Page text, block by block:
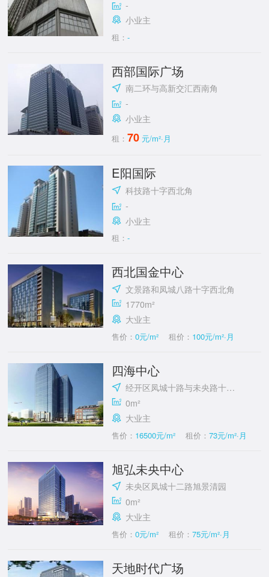
-
小业主
租：-
西部国际广场
南二环与高新交汇西南角
-
小业主
租：70 元/m²·月
E阳国际
科技路十字西北角
-
小业主
租：-
西北国金中心
文景路和凤城八路十字西北角
1770m²
大业主
售价：0元/m² 租价： 100元/m²·月
四海中心
经开区凤城十路与未央路十字东南
0m²
大业主
售价： 16500元/m² 租价： 73元/m²·月
旭弘未央中心
未央区凤城十二路旭景清园
0m²
大业主
售价：0元/m² 租价： 75元/m²·月
天地时代广场